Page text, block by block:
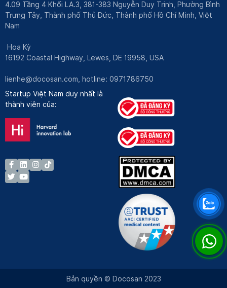
4.09 Tầng 4 Khối LA.3, 381-383 Nguyễn Duy Trinh, Phường Bình
Trưng Tây, Thành phố Thủ Đức, Thành phố Hồ Chí Minh, Việt
Nam
Hoa Kỳ
16192 Coastal Highway, Lewes, DE 19958, USA
lienhe@docosan.com, hotline: 0971786750
Startup Việt Nam duy nhất là
thành viên của:
Bản quyền © Docosan 2023